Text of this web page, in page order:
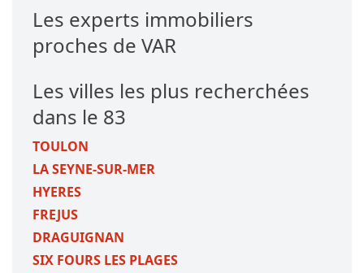
Les experts immobiliers
proches de VAR
Les villes les plus recherchées
dans le 83
TOULON
LA SEYNE-SUR-MER
HYERES
FREJUS
DRAGUIGNAN
SIX FOURS LES PLAGES